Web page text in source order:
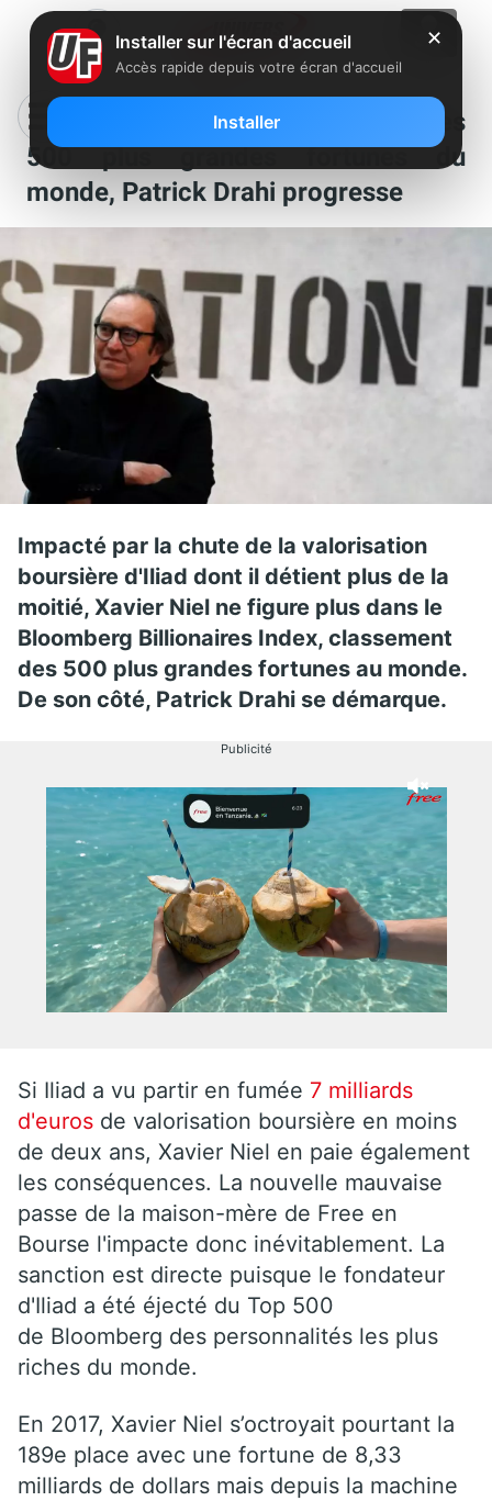
Xavier Niel éjecté du classement des
500 plus grandes fortunes du
monde, Patrick Drahi progresse
Impacté par la chute de la valorisation
boursière d'Iliad dont il détient plus de la
moitié, Xavier Niel ne figure plus dans le
Bloomberg Billionaires Index, classement
des 500 plus grandes fortunes au monde.
De son côté, Patrick Drahi se démarque.
Publicité
Si Iliad a vu partir en fumée 7 milliards
d'euros de valorisation boursière en moins
de deux ans, Xavier Niel en paie également
les conséquences. La nouvelle mauvaise
passe de la maison-mère de Free en
Bourse l'impacte donc inévitablement. La
sanction est directe puisque le fondateur
d'Iliad a été éjecté du Top 500
de Bloomberg des personnalités les plus
riches du monde.
En 2017, Xavier Niel s’octroyait pourtant la
189e place avec une fortune de 8,33
milliards de dollars mais depuis la machine
✕
Installer sur l'écran d'accueil
Accès rapide depuis votre écran d'accueil
Installer